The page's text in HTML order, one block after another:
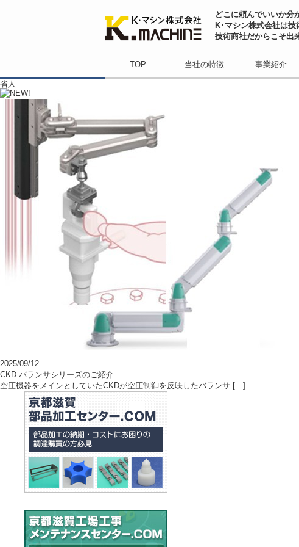
どこに頼んでいいか分
K･マシン株式会社は技
技術商社だからこそ出
TOP 当社の特徴 事業紹介
省人
2025/09/12
CKD バランサシリーズのご紹介
空圧機器をメインとしていたCKDが空圧制御を反映したバランサ […]